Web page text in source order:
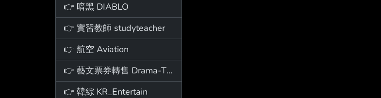
👉 暗黑 DIABLO
👉 實習教師 studyteacher
👉 航空 Aviation
👉 藝文票券轉售 Drama-Ticket
👉 韓綜 KR_Entertain